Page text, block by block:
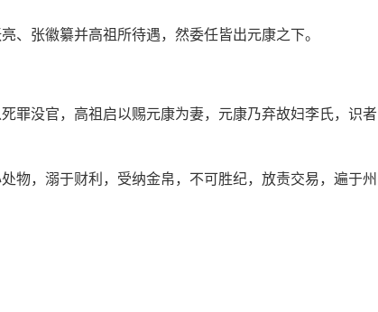
、张徽纂并高祖所待遇，然委任皆出元康之下。
罪没官，高祖启以赐元康为妻，元康乃弃故妇李氏，识者
物，溺于财利，受纳金帛，不可胜纪，放责交易，遍于州